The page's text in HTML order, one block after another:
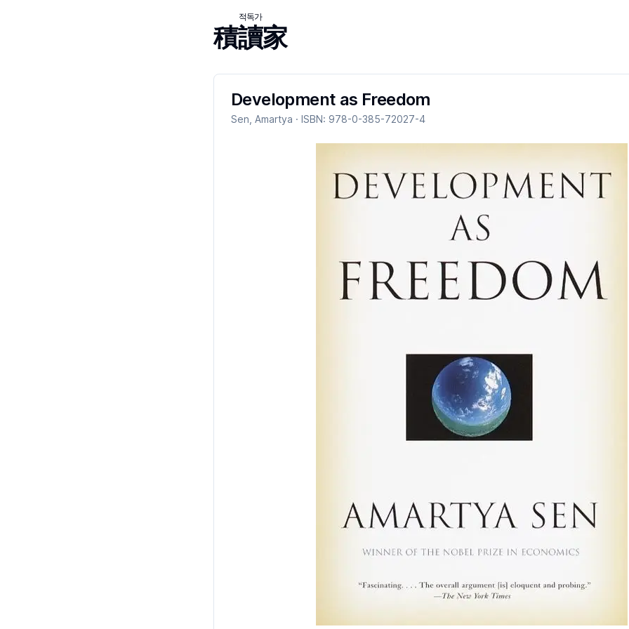
積讀家
적독가
Development as Freedom
Sen, Amartya · ISBN: 978-0-385-72027-4